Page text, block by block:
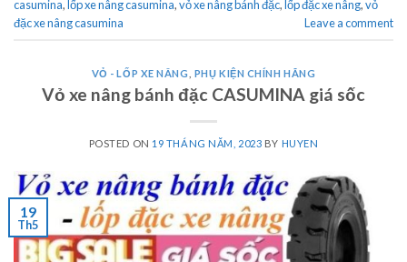
casumina, lốp xe nâng casumina,vỏ xe nâng bánh đặc, lốp đặc xe nâng,vỏ
đặc xe nâng casumina
Leave a comment
VỎ - LỐP XE NÂNG PHỤ KIỆN CHÍNH HÃNG
Vỏ xe nâng bánh đặc CASUMINA giá sốc
POSTED ON 19 THÁNG NĂM, 2023 BY HUYEN
19
Th5